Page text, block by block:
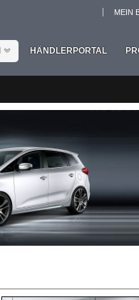
MEIN
HÄNDLERPORTAL